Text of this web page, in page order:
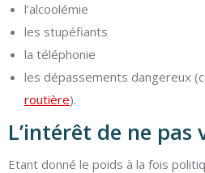
l’alcoolémie
les stupéfiants
la téléphonie
les dépassements dangereux
routière).
L’intérêt de ne pas
Etant donné le poids à la fois